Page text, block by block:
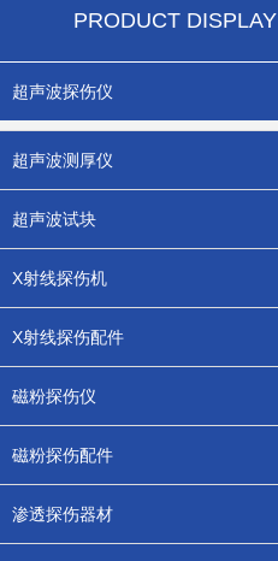
PRODUCT DISPLAY
超声波探伤仪
超声波测厚仪
超声波试块
X射线探伤机
X射线探伤配件
磁粉探伤仪
磁粉探伤配件
渗透探伤器材